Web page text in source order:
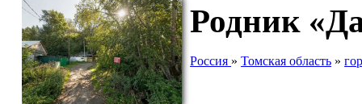
Родник
Россия »Томская область »